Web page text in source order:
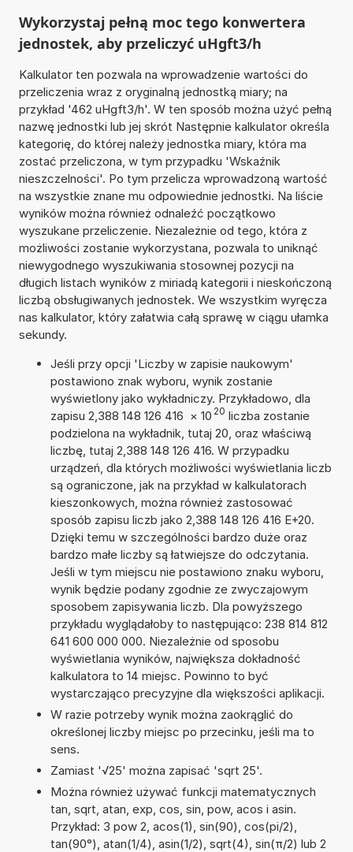
Wykorzystaj pełną moc tego konwertera
jednostek, aby przeliczyć uHgft3/h
Kalkulator ten pozwala na wprowadzenie wartości do
przeliczenia wraz z oryginalną jednostką miary; na
przykład '462 uHgft3/h'. W ten sposób można użyć pełną
nazwę jednostki lub jej skrót Następnie kalkulator określa
kategorię, do której należy jednostka miary, która ma
zostać przeliczona, w tym przypadku 'Wskaźnik
nieszczelności'. Po tym przelicza wprowadzoną wartość
na wszystkie znane mu odpowiednie jednostki. Na liście
wyników można również odnaleźć początkowo
wyszukane przeliczenie. Niezależnie od tego, która z
możliwości zostanie wykorzystana, pozwala to uniknąć
niewygodnego wyszukiwania stosownej pozycji na
długich listach wyników z miriadą kategorii i nieskończoną
liczbą obsługiwanych jednostek. We wszystkim wyręcza
nas kalkulator, który załatwia całą sprawę w ciągu ułamka
sekundy.
Jeśli przy opcji 'Liczby w zapisie naukowym'
postawiono znak wyboru, wynik zostanie
wyświetlony jako wykładniczy. Przykładowo, dla
zapisu 2,388 148 126 416 × 10 20 liczba zostanie
podzielona na wykładnik, tutaj 20, oraz właściwą
liczbę, tutaj 2,388 148 126 416. W przypadku
urządzeń, dla których możliwości wyświetlania liczb
są ograniczone, jak na przykład w kalkulatorach
kieszonkowych, można również zastosować
sposób zapisu liczb jako 2,388 148 126 416 E+20.
Dzięki temu w szczególności bardzo duże oraz
bardzo małe liczby są łatwiejsze do odczytania.
Jeśli w tym miejscu nie postawiono znaku wyboru,
wynik będzie podany zgodnie ze zwyczajowym
sposobem zapisywania liczb. Dla powyższego
przykładu wyglądałoby to następująco: 238 814 812
641 600 000 000. Niezależnie od sposobu
wyświetlania wyników, największa dokładność
kalkulatora to 14 miejsc. Powinno to być
wystarczająco precyzyjne dla większości aplikacji.
W razie potrzeby wynik można zaokrąglić do
określonej liczby miejsc po przecinku, jeśli ma to
sens.
Zamiast '√25' można zapisać 'sqrt 25'.
Można również używać funkcji matematycznych
tan, sqrt, atan, exp, cos, sin, pow, acos i asin.
Przykład: 3 pow 2, acos(1), sin(90), cos(pi/2),
tan(90°), atan(1/4), asin(1/2), sqrt(4), sin(π/2) lub 2